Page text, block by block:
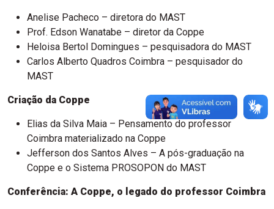
Anelise Pacheco – diretora do MAST
Prof. Edson Wanatabe – diretor da Coppe
Heloisa Bertol Domingues – pesquisadora do MAST
Carlos Alberto Quadros Coimbra – pesquisador do
MAST
Criação da Coppe
Elias da Silva Maia – Pensamento do professor
Coimbra materializado na Coppe
Jefferson dos Santos Alves – A pós-graduação na
Coppe e o Sistema PROSOPON do MAST
Conferência: A Coppe, o legado do professor Coimbra